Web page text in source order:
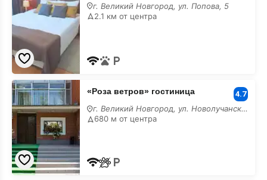
г. Великий Новгород, ул. Попова, 5
2.1 км от центра
«Роза
ветров»
гостиница
«Роза ветров» гостиница 4.7
г. Великий Новгород, ул. Новолучанская, 27/А
680 м от центра